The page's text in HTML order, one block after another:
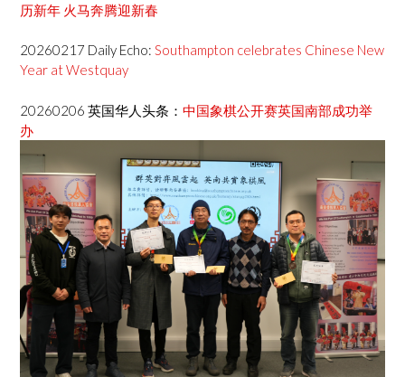
历新年 火马奔腾迎新春
20260217 Daily Echo: Southampton celebrates Chinese New
Year at Westquay
20260206 英国华人头条： 中国象棋公开赛英国南部成功举
办